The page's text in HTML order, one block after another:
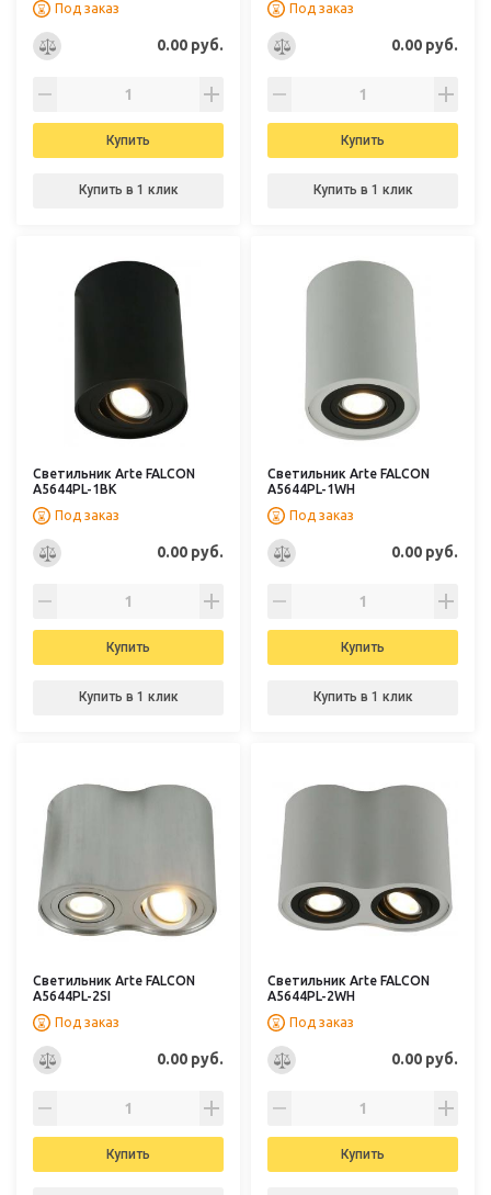
Под заказ
0.00 руб.
Купить
Купить в 1 клик
Под заказ
0.00 руб.
Купить
Купить в 1 клик
Светильник Arte FALCON
A5644PL-1BK
Под заказ
0.00 руб.
Купить
Купить в 1 клик
Светильник Arte FALCON
A5644PL-1WH
Под заказ
0.00 руб.
Купить
Купить в 1 клик
Светильник Arte FALCON
A5644PL-2SI
Под заказ
0.00 руб.
Купить
Светильник Arte FALCON
A5644PL-2WH
Под заказ
0.00 руб.
Купить